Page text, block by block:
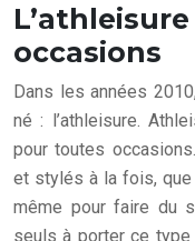
occasions
Dans les années
né : l’athleisure.
pour toutes
et stylés à la fois, que
même pour faire du
seuls à porter ce